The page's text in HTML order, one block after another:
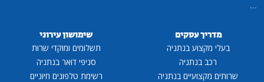
מדריך עסקים
בעלי מקצוע בנתניה
רכב בנתניה
שרותים מקצועיים בנתניה
שימושון עירוני
תשלומים ומוקדי שרות
סניפי דואר בנתניה
רשימת טלפונים חיוניים